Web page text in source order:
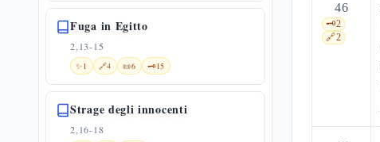
Fuga in Egitto
2,13-15
✨1 🔗4 📜6 🗝️15
Strage degli innocenti
2,16-18
46
🗝️2
🔗2